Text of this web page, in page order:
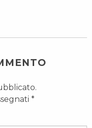
*